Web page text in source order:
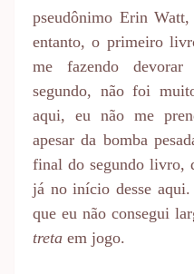
pseudônimo Erin
entanto, o primeiro
me fazendo
segundo, não foi
aqui, eu não me
apesar da bomba
final do segundo livro,
já no início desse
que eu não consegui
treta em jogo.